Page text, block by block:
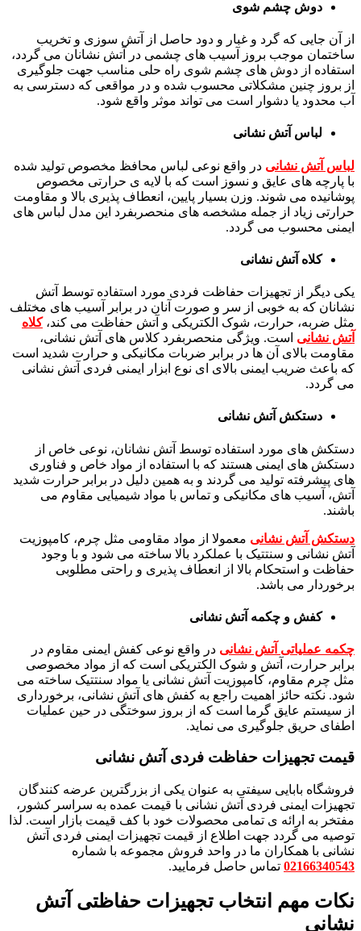
دوش چشم شوی
از آن جایی که گرد و غبار و دود حاصل از آتش سوزی و تخریب
ساختمان موجب بروز آسیب های چشمی در آتش نشانان می گردد،
استفاده از دوش های چشم شوی راه حلی مناسب جهت جلوگیری
از بروز چنین مشکلاتی محسوب شده و در مواقعی که دسترسی به
آب محدود یا دشوار است می تواند موثر واقع شود.
لباس آتش نشانی
لباس آتش نشانی در واقع نوعی لباس محافظ مخصوص تولید شده
با پارچه های عایق و نسوز است که با لایه ی حرارتی مخصوص
پوشانیده می شوند. وزن بسیار پایین، انعطاف پذیری بالا و مقاومت
حرارتی زیاد از جمله مشخصه های منحصربفرد این مدل لباس های
ایمنی محسوب می گردد.
کلاه آتش نشانی
یکی دیگر از تجهیزات حفاظت فردی مورد استفاده توسط آتش
نشانان که به خوبی از سر و صورت آنان در برابر آسیب های مختلف
مثل ضربه، حرارت، شوک الکتریکی و آتش حفاظت می کند،کلاه
آتش نشانی است. ویژگی منحصربفرد کلاس های آتش نشانی،
مقاومت بالای آن ها در برابر ضربات مکانیکی و حرارت شدید است
که باعث ضریب ایمنی بالای ای نوع ابزار ایمنی فردی آتش نشانی
می گردد.
دستکش آتش نشانی
دستکش های مورد استفاده توسط آتش نشانان، نوعی خاص از
دستکش های ایمنی هستند که با استفاده از مواد خاص و فناوری
های پیشرفته تولید می گردند و به همین دلیل در برابر حرارت شدید
آتش، آسیب های مکانیکی و تماس با مواد شیمیایی مقاوم می
باشند.
دستکش آتش نشانی معمولا از مواد مقاومی مثل چرم، کامپوزیت
آتش نشانی و سنتتیک با عملکرد بالا ساخته می شود و با وجود
حفاظت و استحکام بالا از انعطاف پذیری و راحتی مطلوبی
برخوردار می باشد.
کفش و چکمه آتش نشانی
چکمه عملیاتی آتش نشانی در واقع نوعی کفش ایمنی مقاوم در
برابر حرارت، آتش و شوک الکتریکی است که از مواد مخصوصی
مثل چرم مقاوم، کامپوزیت آتش نشانی یا مواد سنتتیک ساخته می
شود. نکته حائز اهمیت راجع به کفش های آتش نشانی، برخورداری
از سیستم عایق گرما است که از بروز سوختگی در حین عملیات
اطفای حریق جلوگیری می نماید.
قیمت تجهیزات حفاظت فردی آتش نشانی
فروشگاه بابایی سیفتی به عنوان یکی از بزرگترین عرضه کنندگان
تجهیزات ایمنی فردی آتش نشانی با قیمت عمده به سراسر کشور،
مفتخر به ارائه ی تمامی محصولات خود با کف قیمت بازار است. لذا
توصیه می گردد جهت اطلاع از قیمت تجهیزات ایمنی فردی آتش
نشانی با همکاران ما در واحد فروش مجموعه با شماره
02166340543 تماس حاصل فرمایید.
نکات مهم انتخاب تجهیزات حفاظتی آتش
نشانی